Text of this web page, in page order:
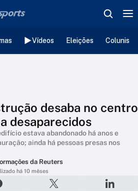
Vídeos Eleições
desaba no centro
desaparecidos
estava abandonado há anos e
ainda há pessoas presas nos
da Reuters
há 10 mêses